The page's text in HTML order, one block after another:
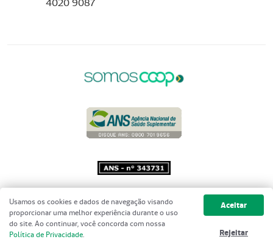
4020 9087
Copyright 2001 - 2026 Unimed do
Brasil - Todos os direitos reservados
Usamos os cookies e dados de navegação visando
proporcionar uma melhor experiência durante o uso
do site. Ao continuar, você concorda com nossa
Política de Privacidade.
Aceitar
Rejeitar